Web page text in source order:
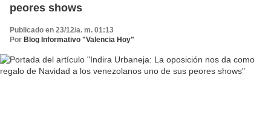
peores shows
Publicado en 23/12/a. m. 01:13
Por Blog Informativo "Valencia Hoy"